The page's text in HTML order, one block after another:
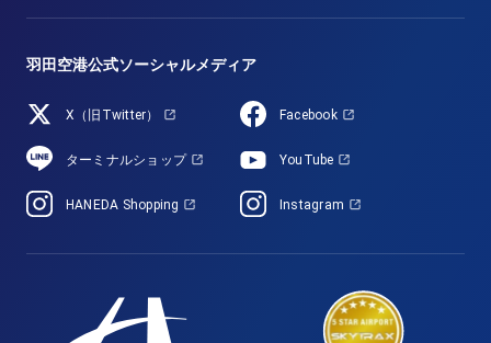
羽田空港公式ソーシャルメディア
X（旧Twitter） Facebook
ターミナルショップ YouTube
HANEDA Shopping Instagram